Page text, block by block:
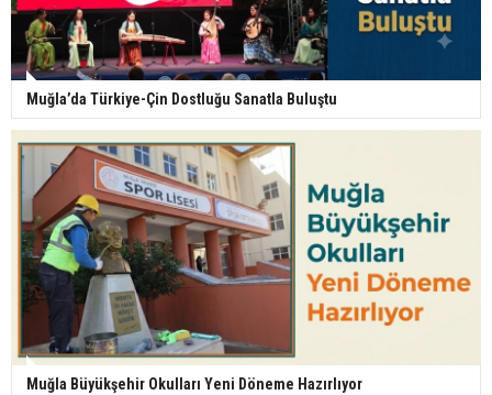
Muğla’da Türkiye-Çin Dostluğu Sanatla Buluştu
Muğla Büyükşehir Okulları Yeni Döneme Hazırlıyor